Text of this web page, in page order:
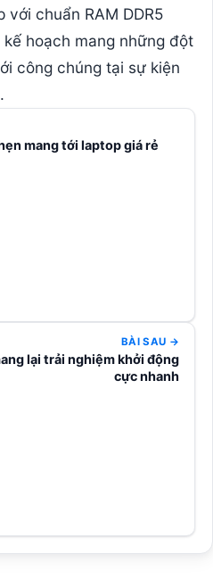
chuẩn RAM DDR5
hoạch mang những đột
công chúng tại sự kiện
mang tới laptop giá rẻ
BÀI SAU →
lại trải nghiệm khởi động
cực nhanh